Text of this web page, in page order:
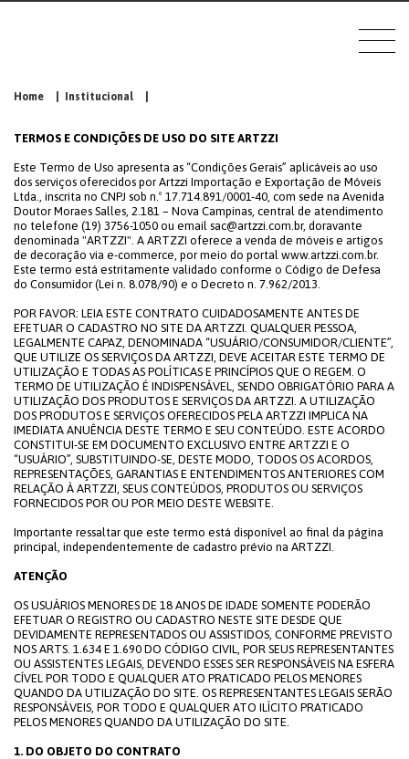
Home Institucional
TERMOS E CONDIÇÕES DE USO DO SITE ARTZZI
Este Termo de Uso apresenta as “Condições Gerais” aplicáveis ao uso
dos serviços oferecidos por Artzzi Importação e Exportação de Móveis
Ltda., inscrita no CNPJ sob n.º 17.714.891/0001-40, com sede na Avenida
Doutor Moraes Salles, 2.181 – Nova Campinas, central de atendimento
no telefone (19) 3756-1050 ou email sac@artzzi.com.br, doravante
denominada "ARTZZI". A ARTZZI oferece a venda de móveis e artigos
de decoração via e-commerce, por meio do portal www.artzzi.com.br.
Este termo está estritamente validado conforme o Código de Defesa
do Consumidor (Lei n. 8.078/90) e o Decreto n. 7.962/2013.
POR FAVOR: LEIA ESTE CONTRATO CUIDADOSAMENTE ANTES DE
EFETUAR O CADASTRO NO SITE DA ARTZZI. QUALQUER PESSOA,
LEGALMENTE CAPAZ, DENOMINADA “USUÁRIO/CONSUMIDOR/CLIENTE”,
QUE UTILIZE OS SERVIÇOS DA ARTZZI, DEVE ACEITAR ESTE TERMO DE
UTILIZAÇÃO E TODAS AS POLÍTICAS E PRINCÍPIOS QUE O REGEM. O
TERMO DE UTILIZAÇÃO É INDISPENSÁVEL, SENDO OBRIGATÓRIO PARA A
UTILIZAÇÃO DOS PRODUTOS E SERVIÇOS DA ARTZZI. A UTILIZAÇÃO
DOS PRODUTOS E SERVIÇOS OFERECIDOS PELA ARTZZI IMPLICA NA
IMEDIATA ANUÊNCIA DESTE TERMO E SEU CONTEÚDO. ESTE ACORDO
CONSTITUI-SE EM DOCUMENTO EXCLUSIVO ENTRE ARTZZI E O
“USUÁRIO”, SUBSTITUINDO-SE, DESTE MODO, TODOS OS ACORDOS,
REPRESENTAÇÕES, GARANTIAS E ENTENDIMENTOS ANTERIORES COM
RELAÇÃO À ARTZZI, SEUS CONTEÚDOS, PRODUTOS OU SERVIÇOS
FORNECIDOS POR OU POR MEIO DESTE WEBSITE.
Importante ressaltar que este termo está disponível ao final da página
principal, independentemente de cadastro prévio na ARTZZI.
ATENÇÃO
OS USUÁRIOS MENORES DE 18 ANOS DE IDADE SOMENTE PODERÃO
EFETUAR O REGISTRO OU CADASTRO NESTE SITE DESDE QUE
DEVIDAMENTE REPRESENTADOS OU ASSISTIDOS, CONFORME PREVISTO
NOS ARTS. 1.634 E 1.690 DO CÓDIGO CIVIL, POR SEUS REPRESENTANTES
OU ASSISTENTES LEGAIS, DEVENDO ESSES SER RESPONSÁVEIS NA ESFERA
CÍVEL POR TODO E QUALQUER ATO PRATICADO PELOS MENORES
QUANDO DA UTILIZAÇÃO DO SITE. OS REPRESENTANTES LEGAIS SERÃO
RESPONSÁVEIS, POR TODO E QUALQUER ATO ILÍCITO PRATICADO
PELOS MENORES QUANDO DA UTILIZAÇÃO DO SITE.
1. DO OBJETO DO CONTRATO